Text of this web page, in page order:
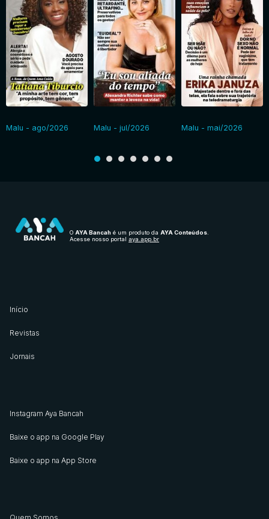
Malu - ago/2026 Malu - jul/2026 Malu - mai/2026
O AYA Bancah é um produto da AYA Conteúdos
Acesse nosso portal aya.app.br
Início
Revistas
Jornais
Instagram Aya Bancah
Baixe o app na Google Play
Baixe o app na App Store